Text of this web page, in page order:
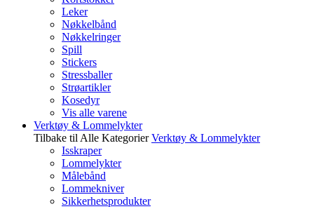
Leker
Nøkkelbånd
Nøkkelringer
Spill
Stickers
Stressballer
Strøartikler
Kosedyr
Vis alle varene
Verktøy & Lommelykter
Tilbake til Alle Kategorier Verktøy & Lommelykter
Isskraper
Lommelykter
Målebånd
Lommekniver
Sikkerhetsprodukter